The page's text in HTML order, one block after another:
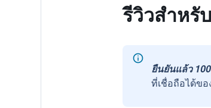
รีวิวสำหรั
ยืนยันแล้ว
ที่เชื่อถือได้ขอ